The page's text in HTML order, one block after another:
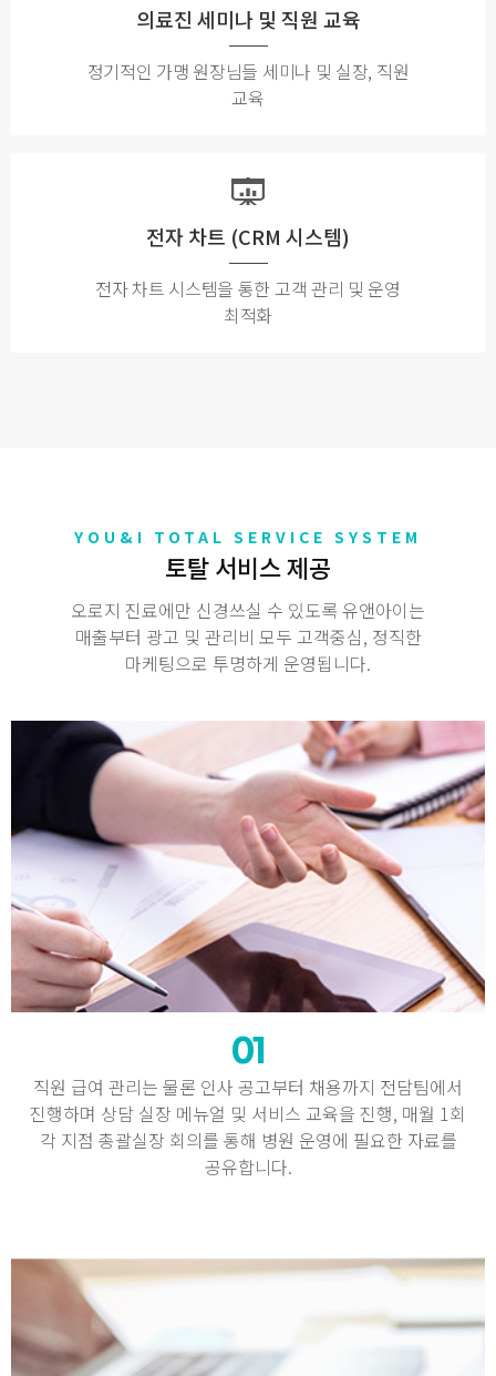
의료진 세미나 및 직원 교육
정기적인 가맹 원장님들 세미나 및 실장, 직원
교육
전자 차트 (CRM 시스템)
전자 차트 시스템을 통한 고객 관리 및 운영
최적화
YOU&I TOTAL SERVICE SYSTEM
토탈 서비스 제공
오로지 진료에만 신경쓰실 수 있도록 유앤아이는
매출부터 광고 및 관리비 모두 고객중심, 정직한
마케팅으로 투명하게 운영됩니다.
01
직원 급여 관리는 물론 인사 공고부터 채용까지 전담팀에서
진행하며 상담 실장 메뉴얼 및 서비스 교육을 진행, 매월 1회
각 지점 총괄실장 회의를 통해 병원 운영에 필요한 자료를
공유합니다.